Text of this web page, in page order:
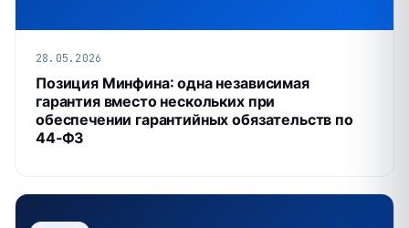
28.05.2026
Позиция Минфина: одна независимая
гарантия вместо нескольких при
обеспечении гарантийных обязательств по
44‑ФЗ